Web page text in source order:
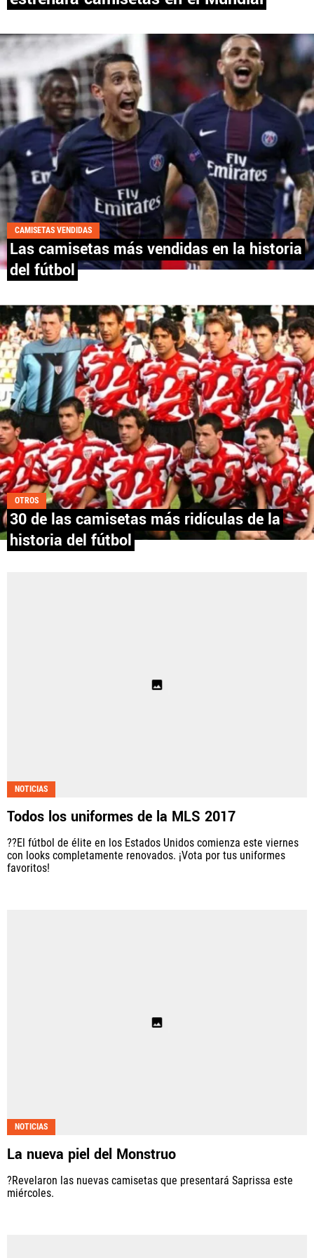
PANAMÁ
NICARAGUA
CONCACAF
FÚTBOL INTERNACIONAL
QUIENES SOMOS STAFF | CONTACTO
Términos y Condiciones
Fútbol Centroamérica, al igual que Futbol Sites, es
una compañía perteneciente a Better Collective.
Todos los derechos reservados.
CAMISETAS VENDIDAS
Las camisetas más vendidas en la historia
del fútbol
OTROS
30 de las camisetas más ridículas de la
historia del fútbol
NOTICIAS
Todos los uniformes de la MLS 2017
??El fútbol de élite en los Estados Unidos comienza este viernes
con looks completamente renovados. ¡Vota por tus uniformes
favoritos!
NOTICIAS
La nueva piel del Monstruo
?Revelaron las nuevas camisetas que presentará Saprissa este
miércoles.